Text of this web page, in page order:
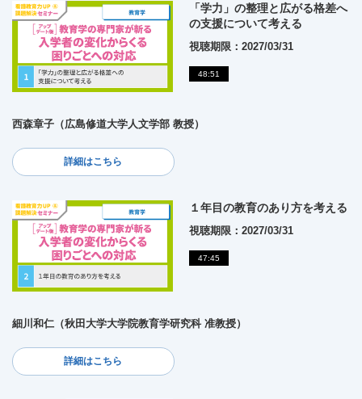
「学力」の整理と広がる格差へ
の支援について考える
視聴期限：2027/03/31
48:51
西森章子（広島修道大学人文学部 教授）
詳細はこちら
１年目の教育のあり方を考える
視聴期限：2027/03/31
47:45
細川和仁（秋田大学大学院教育学研究科 准教授）
詳細はこちら